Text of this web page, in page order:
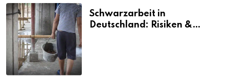
Schwarzarbeit in
Deutschland: Risiken &